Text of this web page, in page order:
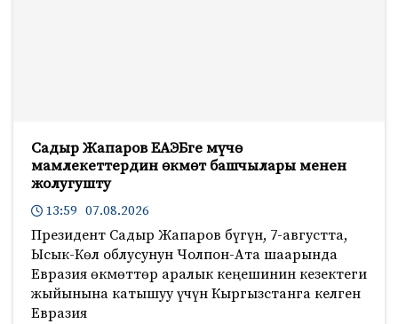
Садыр Жапаров ЕАЭБге мүчө
мамлекеттердин өкмөт башчылары менен
жолугушту
13:59 07.08.2026
Президент Садыр Жапаров бүгүн, 7-августта,
Ысык-Көл облусунун Чолпон-Ата шаарында
Евразия өкмөттөр аралык кеңешинин кезектеги
жыйынына катышуу үчүн Кыргызстанга келген
Евразия